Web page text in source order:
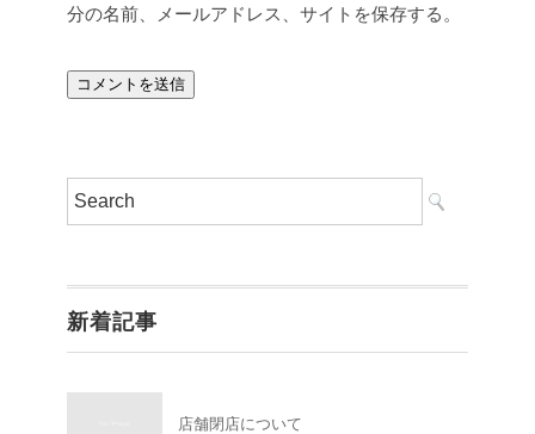
分の名前、メールアドレス、サイトを保存する。
新着記事
店舗閉店について